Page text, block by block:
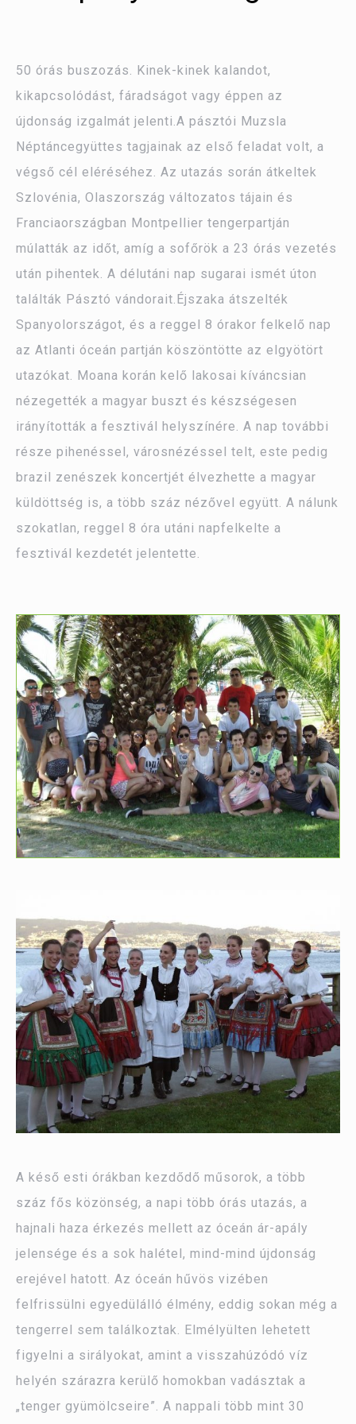
50 órás buszozás. Kinek-kinek kalandot,
kikapcsolódást, fáradságot vagy éppen az
újdonság izgalmát jelenti.A pásztói Muzsla
Néptáncegyüttes tagjainak az első feladat volt, a
végső cél eléréséhez. Az utazás során átkeltek
Szlovénia, Olaszország változatos tájain és
Franciaországban Montpellier tengerpartján
múlatták az időt, amíg a sofőrök a 23 órás vezetés
után pihentek. A délutáni nap sugarai ismét úton
találták Pásztó vándorait.Éjszaka átszelték
Spanyolországot, és a reggel 8 órakor felkelő nap
az Atlanti óceán partján köszöntötte az elgyötört
utazókat. Moana korán kelő lakosai kíváncsian
nézegették a magyar buszt és készségesen
irányították a fesztivál helyszínére. A nap további
része pihenéssel, városnézéssel telt, este pedig
brazil zenészek koncertjét élvezhette a magyar
küldöttség is, a több száz nézővel együtt. A nálunk
szokatlan, reggel 8 óra utáni napfelkelte a
fesztivál kezdetét jelentette.
A késő esti órákban kezdődő műsorok, a több
száz fős közönség, a napi több órás utazás, a
hajnali haza érkezés mellett az óceán ár-apály
jelensége és a sok halétel, mind-mind újdonság
erejével hatott. Az óceán hűvös vizében
felfrissülni egyedülálló élmény, eddig sokan még a
tengerrel sem találkoztak. Elmélyülten lehetett
figyelni a sirályokat, amint a visszahúzódó víz
helyén szárazra kerülő homokban vadásztak a
„tenger gyümölcseire”. A nappali több mint 30